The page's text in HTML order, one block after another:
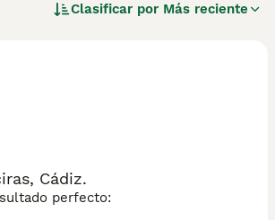
Clasificar por Más reciente
Cádiz.
perfecto: